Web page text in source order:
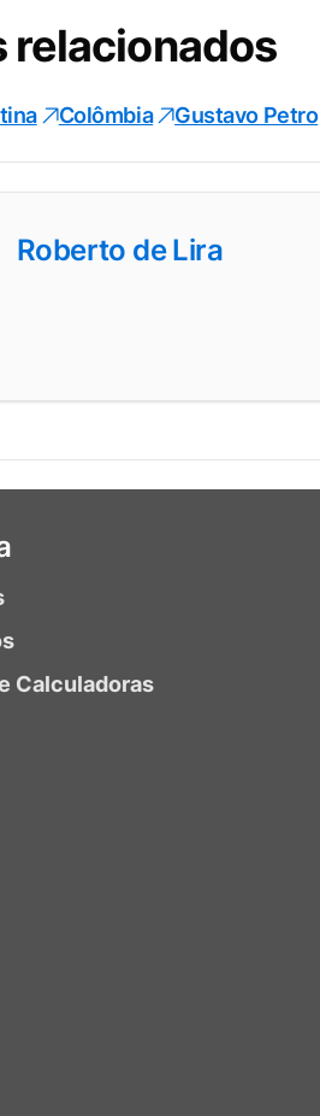
relacionados
Colômbia Gustavo Petro
Roberto de Lira
Calculadoras